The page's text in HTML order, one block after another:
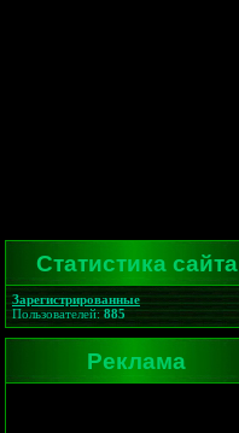
Статистика сайта
Зарегистрированные
Пользователей:885
Реклама